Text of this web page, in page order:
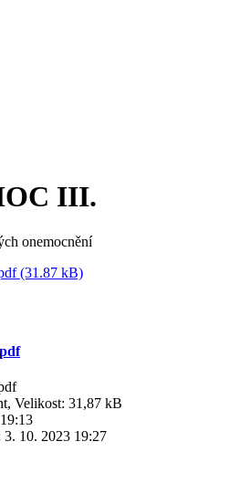
III.
onemocnění
(31.87 kB)
Velikost: 31,87 kB
3. 10. 2023 19:27